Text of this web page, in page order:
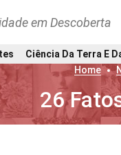
em Descoberta
Ciência Da Terra E
Home
26